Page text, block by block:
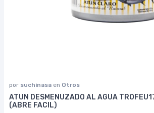
por suchinasa en Otros
ATUN DESMENUZADO AL AGUA
(ABRE FACIL)